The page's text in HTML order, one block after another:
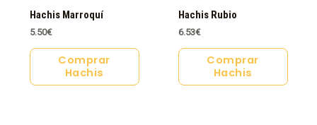
Hachis Marroquí
5.50€
Comprar
Hachis
Hachis Rubio
6.53€
Comprar
Hachis